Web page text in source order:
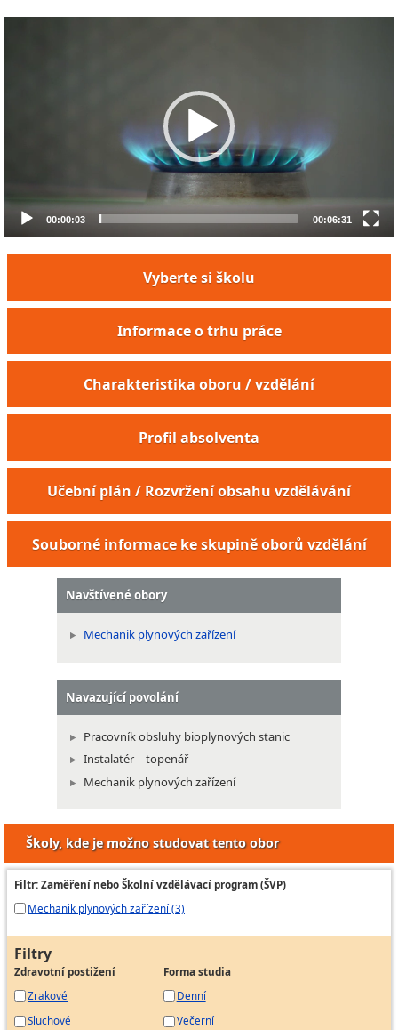
00:00:03 00:06:31
Vyberte si školu
Informace o trhu práce
Charakteristika oboru / vzdělání
Profil absolventa
Učební plán / Rozvržení obsahu vzdělávání
Souborné informace ke skupině oborů vzdělání
Navštívené obory
Mechanik plynových zařízení
Navazující povolání
Pracovník obsluhy bioplynových stanic
Instalatér – topenář
Mechanik plynových zařízení
Školy, kde je možno studovat tento obor
Filtr: Zaměření nebo Školní vzdělávací program (ŠVP)
Mechanik plynových zařízení (3)
Filtry
Zdravotní postižení
Zrakové
Sluchové
Forma studia
Denní
Večerní